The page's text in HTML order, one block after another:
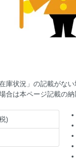
庫状況」の記載がな
合は本ページ記載の納
)